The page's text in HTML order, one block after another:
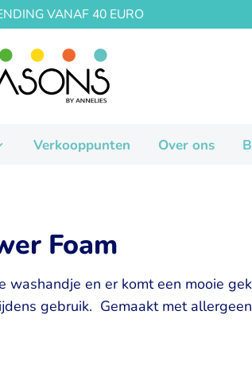
VANAF 40 EURO
Verkooppunten Over ons
Foam
en er komt een mooie
gebruik. Gemaakt met